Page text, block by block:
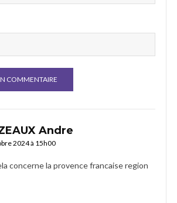
Andre
2024 à 15h00
concerne la provence francaise region